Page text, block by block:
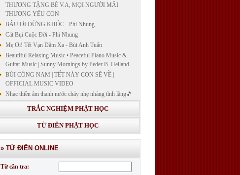
THƯƠNG TẶNG BÉ V.A, MỌI NGƯỜI MÃI
THƯƠNG YÊU CON
BẬU ƠI ĐỪNG KHÓC - Phi Nhung
Cát Bụi Cuộc Đời - Phi Nhung
Mẹ Ơi! Tết Vạn Dặm Xa - Bùi Anh Tuấn
Beautiful Relaxing Music • Peaceful Piano Music &
Guitar Music | Sunny Mornings by Peder B. Helland
BÙI CÔNG NAM | TẾT NÀY CON SẼ VỀ |
OFFICIAL MUSIC VIDEO
Nhạc thiền âm thanh nước chảy nhẹ nhàng tĩnh lặng🎵
Nhạc thiền lặng tâm
KINH BẢN NGUYỆN CÔNG ĐỨC DƯỢC SƯ
LƯU LY QUANG NHƯ LAI"
GIẢNG GIẢI KINH DƯỢC SƯ - BÀI 14/ GIẢNG
GIẢI KINH BẢN NGUYỆN CÔNG ĐỨC DƯỢC
SƯ LƯU LY QUANG NHƯ LAI
GIẢNG GIẢI KINH DƯỢC SƯ
TRẮC NGHIỆM PHẬT HỌC
TỪ ĐIỂN PHẬT HỌC
» TỪ ĐIỂN ONLINE
Từ cần tra: